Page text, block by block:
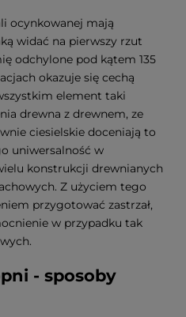
ocynkowanej mają
widać na pierwszy rzut
odchylone pod kątem 135
okazuje się cechą
element taki
drewna z drewnem, ze
ciesielskie doceniają to
uniwersalność w
konstrukcji drewnianych
Z użyciem tego
przygotować zastrzał,
w przypadku tak
- sposoby